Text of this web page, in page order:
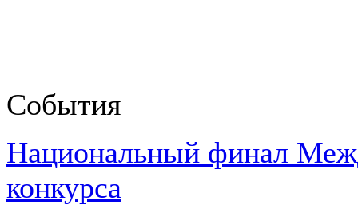
События
Национальный финал
конкурса